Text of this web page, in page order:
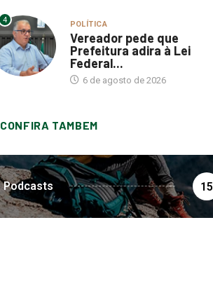
4 POLÍTICA
Vereador pede que
Prefeitura adira à Lei
Federal...
6 de agosto de 2026
CONFIRA TAMBEM
Podcasts 15